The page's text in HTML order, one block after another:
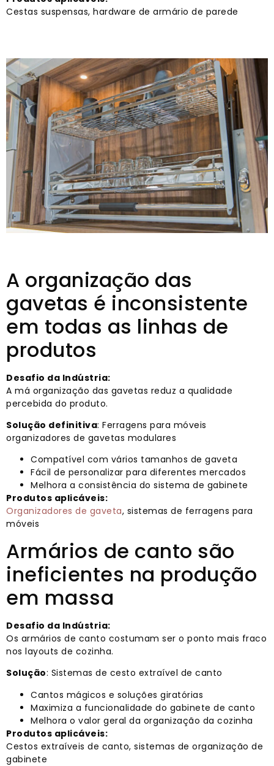
Cestas suspensas, hardware de armário de parede
A organização das
gavetas é inconsistente
em todas as linhas de
produtos
Desafio da Indústria:
A má organização das gavetas reduz a qualidade
percebida do produto.
Solução definitiva: Ferragens para móveis
organizadores de gavetas modulares
Compatível com vários tamanhos de gaveta
Fácil de personalizar para diferentes mercados
Melhora a consistência do sistema de gabinete
Produtos aplicáveis:
Organizadores de gaveta, sistemas de ferragens para
móveis
Armários de canto são
ineficientes na produção
em massa
Desafio da Indústria:
Os armários de canto costumam ser o ponto mais fraco
nos layouts de cozinha.
Solução: Sistemas de cesto extraível de canto
Cantos mágicos e soluções giratórias
Maximiza a funcionalidade do gabinete de canto
Melhora o valor geral da organização da cozinha
Produtos aplicáveis:
Cestos extraíveis de canto, sistemas de organização de
gabinete